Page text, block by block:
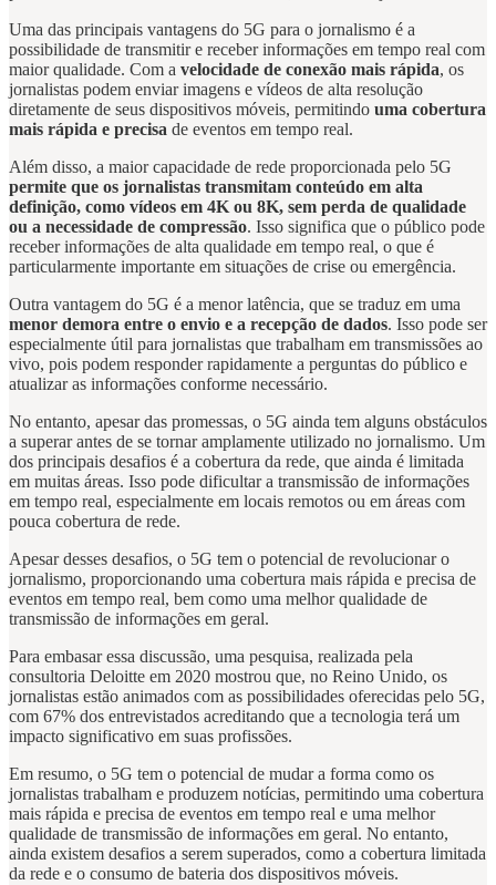
Uma das principais vantagens do 5G para o jornalismo é a
possibilidade de transmitir e receber informações em tempo real com
maior qualidade. Com a velocidade de conexão mais rápida, os
jornalistas podem enviar imagens e vídeos de alta resolução
diretamente de seus dispositivos móveis, permitindo uma cobertura
mais rápida e precisa de eventos em tempo real.
Além disso, a maior capacidade de rede proporcionada pelo 5G
permite que os jornalistas transmitam conteúdo em alta
definição, como vídeos em 4K ou 8K, sem perda de qualidade
ou a necessidade de compressão. Isso significa que o público pode
receber informações de alta qualidade em tempo real, o que é
particularmente importante em situações de crise ou emergência.
Outra vantagem do 5G é a menor latência, que se traduz em uma
menor demora entre o envio e a recepção de dados. Isso pode ser
especialmente útil para jornalistas que trabalham em transmissões ao
vivo, pois podem responder rapidamente a perguntas do público e
atualizar as informações conforme necessário.
No entanto, apesar das promessas, o 5G ainda tem alguns obstáculos
a superar antes de se tornar amplamente utilizado no jornalismo. Um
dos principais desafios é a cobertura da rede, que ainda é limitada
em muitas áreas. Isso pode dificultar a transmissão de informações
em tempo real, especialmente em locais remotos ou em áreas com
pouca cobertura de rede.
Apesar desses desafios, o 5G tem o potencial de revolucionar o
jornalismo, proporcionando uma cobertura mais rápida e precisa de
eventos em tempo real, bem como uma melhor qualidade de
transmissão de informações em geral.
Para embasar essa discussão, uma pesquisa, realizada pela
consultoria Deloitte em 2020 mostrou que, no Reino Unido, os
jornalistas estão animados com as possibilidades oferecidas pelo 5G,
com 67% dos entrevistados acreditando que a tecnologia terá um
impacto significativo em suas profissões.
Em resumo, o 5G tem o potencial de mudar a forma como os
jornalistas trabalham e produzem notícias, permitindo uma cobertura
mais rápida e precisa de eventos em tempo real e uma melhor
qualidade de transmissão de informações em geral. No entanto,
ainda existem desafios a serem superados, como a cobertura limitada
da rede e o consumo de bateria dos dispositivos móveis.